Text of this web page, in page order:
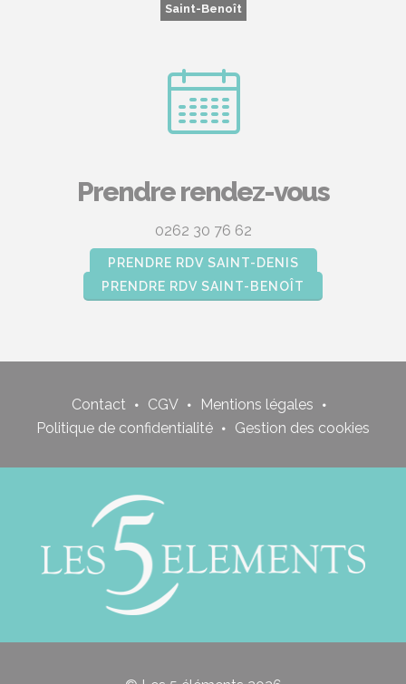
Saint-Benoît
Prendre rendez-vous
0262 30 76 62
PRENDRE RDV SAINT-DENIS
PRENDRE RDV SAINT-BENOÎT
Contact CGV
Mentions légales
Politique de confidentialité
Gestion des cookies